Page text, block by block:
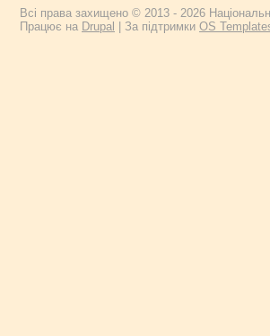
Всі права захищено © 2013 - 2026
Працює на Drupal | За підтримки OS